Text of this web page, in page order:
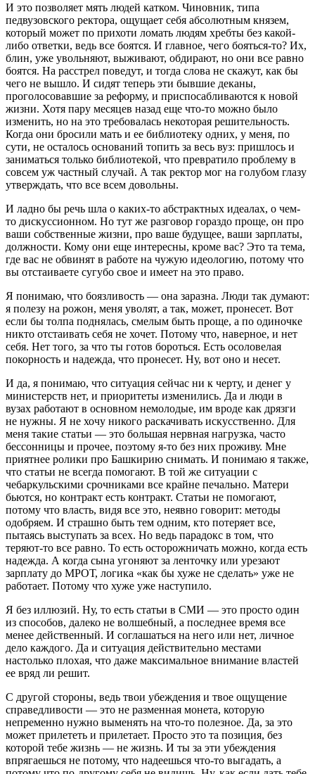
И это позволяет мять людей катком. Чиновник, типа
педвузовского ректора, ощущает себя абсолютным князем,
который может по прихоти ломать людям хребты без какой-
либо ответки, ведь все боятся. И главное, чего бояться-то? Их,
блин, уже увольняют, выживают, обдирают, но они все равно
боятся. На расстрел поведут, и тогда слова не скажут, как бы
чего не вышло. И сидят теперь эти бывшие деканы,
проголосовавшие за реформу, и приспосабливаются к новой
жизни. Хотя пару месяцев назад еще что-то можно было
изменить, но на это требовалась некоторая решительность.
Когда они бросили мать и ее библиотеку одних, у меня, по
сути, не осталось оснований топить за весь вуз: пришлось и
заниматься только библиотекой, что превратило проблему в
совсем уж частный случай. А так ректор мог на голубом глазу
утверждать, что все всем довольны.
И ладно бы речь шла о каких-то абстрактных идеалах, о чем-
то дискуссионном. Но тут же разговор гораздо проще, он про
ваши собственные жизни, про ваше будущее, ваши зарплаты,
должности. Кому они еще интересны, кроме вас? Это та тема,
где вас не обвинят в работе на чужую идеологию, потому что
вы отстаиваете сугубо свое и имеет на это право.
Я понимаю, что боязливость — она заразна. Люди так думают:
я полезу на рожон, меня уволят, а так, может, пронесет. Вот
если бы толпа поднялась, смелым быть проще, а по одиночке
никто отстаивать себя не хочет. Потому что, наверное, и нет
себя. Нет того, за что ты готов бороться. Есть осоловелая
покорность и надежда, что пронесет. Ну, вот оно и несет.
И да, я понимаю, что ситуация сейчас ни к черту, и денег у
министерств нет, и приоритеты изменились. Да и люди в
вузах работают в основном немолодые, им вроде как дрязги
не нужны. Я не хочу никого раскачивать искусственно. Для
меня такие статьи — это большая нервная нагрузка, часто
бессонницы и прочее, поэтому я-то без них проживу. Мне
приятнее ролики про Башкирию снимать. И понимаю я также,
что статьи не всегда помогают. В той же ситуации с
чебаркульскими срочниками все крайне печально. Матери
бьются, но контракт есть контракт. Статьи не помогают,
потому что власть, видя все это, неявно говорит: методы
одобряем. И страшно быть тем одним, кто потеряет все,
пытаясь выступать за всех. Но ведь парадокс в том, что
теряют-то все равно. То есть осторожничать можно, когда есть
надежда. А когда сына угоняют за ленточку или урезают
зарплату до МРОТ, логика «как бы хуже не сделать» уже не
работает. Потому что хуже уже наступило.
Я без иллюзий. Ну, то есть статьи в СМИ — это просто один
из способов, далеко не волшебный, а последнее время все
менее действенный. И соглашаться на него или нет, личное
дело каждого. Да и ситуация действительно местами
настолько плохая, что даже максимальное внимание властей
ее вряд ли решит.
С другой стороны, ведь твои убеждения и твое ощущение
справедливости — это не разменная монета, которую
непременно нужно выменять на что-то полезное. Да, за это
может прилететь и прилетает. Просто это та позиция, без
которой тебе жизнь — не жизнь. И ты за эти убеждения
впрягаешься не потому, что надеешься что-то выгадать, а